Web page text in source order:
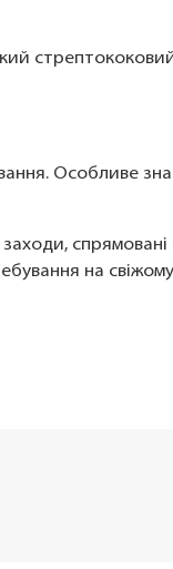
Особливе
на свіжому